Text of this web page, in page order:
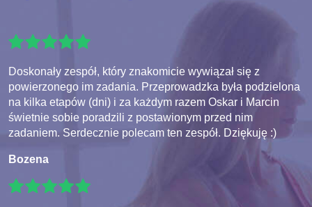
Doskonały zespół, który znakomicie wywiązał się z
powierzonego im zadania. Przeprowadzka była podzielona
na kilka etapów (dni) i za każdym razem Oskar i Marcin
świetnie sobie poradzili z postawionym przed nim
zadaniem. Serdecznie polecam ten zespół. Dziękuję :)
Bozena